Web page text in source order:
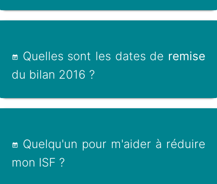
Quelles sont les dates de remise
du bilan 2016 ?
Quelqu'un pour m'aider à réduire
mon ISF ?